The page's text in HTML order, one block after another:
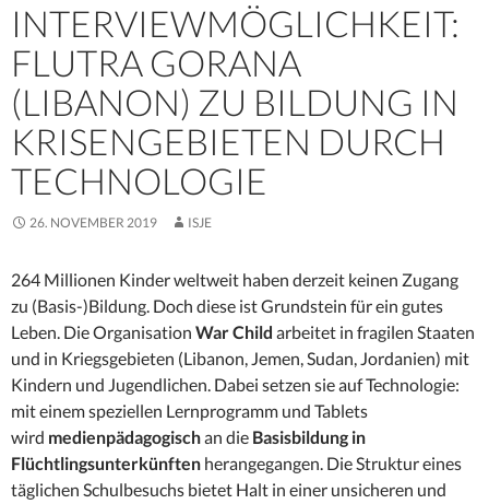
INTERVIEWMÖGLICHKEIT:
FLUTRA GORANA
(LIBANON) ZU BILDUNG IN
KRISENGEBIETEN DURCH
TECHNOLOGIE
26. NOVEMBER 2019 ISJE
264 Millionen Kinder weltweit haben derzeit keinen Zugang
zu (Basis-)Bildung. Doch diese ist Grundstein für ein gutes
Leben. Die Organisation War Child arbeitet in fragilen Staaten
und in Kriegsgebieten (Libanon, Jemen, Sudan, Jordanien) mit
Kindern und Jugendlichen. Dabei setzen sie auf Technologie:
mit einem speziellen Lernprogramm und Tablets
wird medienpädagogischan die Basisbildung in
Flüchtlingsunterkünften herangegangen. Die Struktur eines
täglichen Schulbesuchs bietet Halt in einer unsicheren und